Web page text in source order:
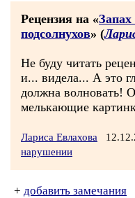
Рецензия на «
подсолнухов» (
Не буду читать
и... видела... А это
должна волновать!
мелькающие
Лариса Евлахова
нарушении
+ добавить замечания